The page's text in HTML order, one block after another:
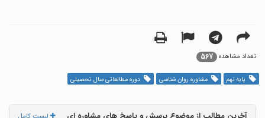
تعداد مشاهده 567
پایه نهم مشاوره روان شناسی دوره مطالعاتی سال تحصیلی